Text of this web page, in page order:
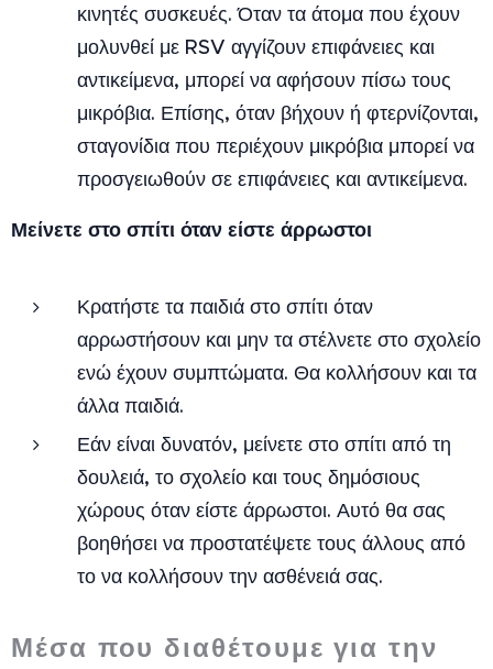
κινητές συσκευές. Όταν τα άτομα που έχουν
μολυνθεί με RSV αγγίζουν επιφάνειες και
αντικείμενα, μπορεί να αφήσουν πίσω τους
μικρόβια. Επίσης, όταν βήχουν ή φτερνίζονται,
σταγονίδια που περιέχουν μικρόβια μπορεί να
προσγειωθούν σε επιφάνειες και αντικείμενα.
Μείνετε στο σπίτι όταν είστε άρρωστοι
Κρατήστε τα παιδιά στο σπίτι όταν
αρρωστήσουν και μην τα στέλνετε στο σχολείο
ενώ έχουν συμπτώματα. Θα κολλήσουν και τα
άλλα παιδιά.
Εάν είναι δυνατόν, μείνετε στο σπίτι από τη
δουλειά, το σχολείο και τους δημόσιους
χώρους όταν είστε άρρωστοι. Αυτό θα σας
βοηθήσει να προστατέψετε τους άλλους από
το να κολλήσουν την ασθένειά σας.
Μέσα που διαθέτουμε για την